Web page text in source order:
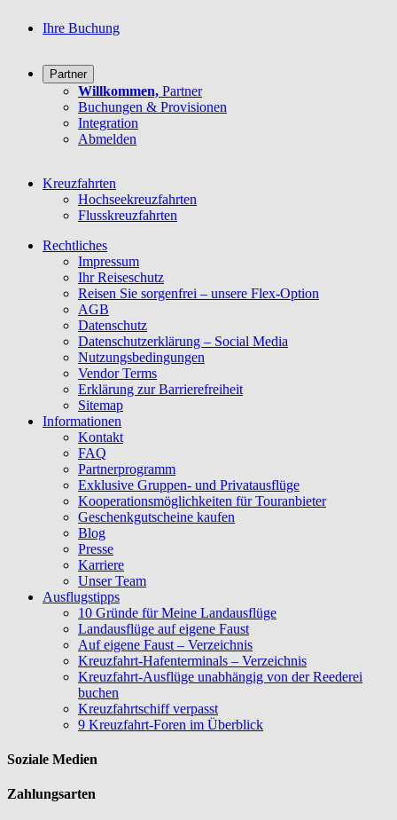
Ihre Buchung
Partner
Willkommen, Partner
Buchungen & Provisionen
Integration
Abmelden
Kreuzfahrten
Hochseekreuzfahrten
Flusskreuzfahrten
Rechtliches
Impressum
Ihr Reiseschutz
Reisen Sie sorgenfrei – unsere Flex-Option
AGB
Datenschutz
Datenschutzerklärung – Social Media
Nutzungsbedingungen
Vendor Terms
Erklärung zur Barrierefreiheit
Sitemap
Informationen
Kontakt
FAQ
Partnerprogramm
Exklusive Gruppen- und Privatausflüge
Kooperationsmöglichkeiten für Touranbieter
Geschenkgutscheine kaufen
Blog
Presse
Karriere
Unser Team
Ausflugstipps
10 Gründe für Meine Landausflüge
Landausflüge auf eigene Faust
Auf eigene Faust – Verzeichnis
Kreuzfahrt-Hafenterminals – Verzeichnis
Kreuzfahrt-Ausflüge unabhängig von der Reederei
buchen
Kreuzfahrtschiff verpasst
9 Kreuzfahrt-Foren im Überblick
Soziale Medien
Zahlungsarten